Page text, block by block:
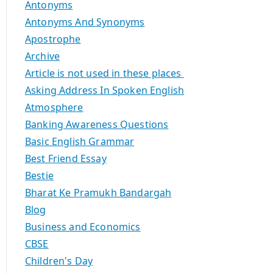
Antonyms
Antonyms And Synonyms
Apostrophe
Archive
Article is not used in these places
Asking Address In Spoken English
Atmosphere
Banking Awareness Questions
Basic English Grammar
Best Friend Essay
Bestie
Bharat Ke Pramukh Bandargah
Blog
Business and Economics
CBSE
Children's Day